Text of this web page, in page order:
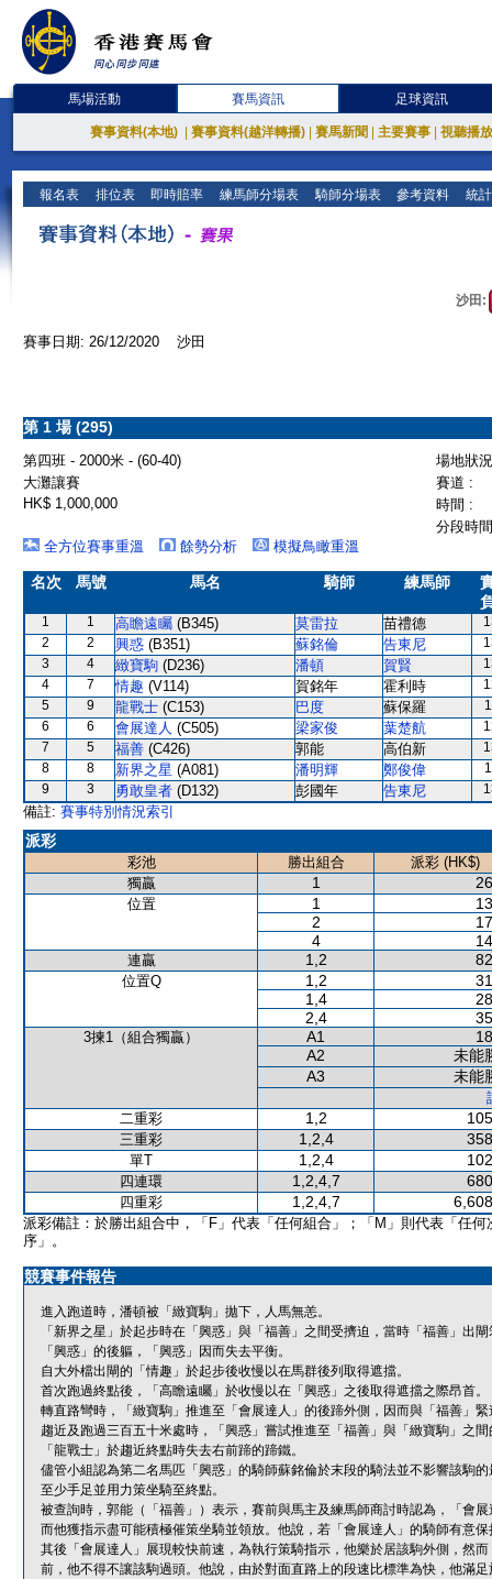
馬場活動 賽馬資訊 足球資訊
賽事資料(本地) 賽事資料(越洋轉播) 賽馬新聞 主要賽事 視聽播
報名表 排位表 即時賠率 練馬師分場表 騎師分場表 參考資料 統
沙田:
賽事日期: 26/12/2020 沙田
第 1 場 (295)
第四班 - 2000米 - (60-40)
場地狀
大灘讓賽
賽道 :
HK$ 1,000,000
時間 :
分段時
全方位賽事重溫
餘勢分析 模擬鳥瞰重溫
名次 馬號 馬名 騎師 練馬師
1 1 高瞻遠矚 (B345) 莫雷拉 苗禮德
2
2 興惑 (B351) 蘇銘倫 告東尼
3
4 緻寶駒 (D236) 潘頓 賀賢
4
7 情趣 (V114) 賀銘年 霍利時
5
9 龍戰士 (C153) 巴度 蘇保羅
6
6 會展達人 (C505) 梁家俊 葉楚航
7
5 福善 (C426) 郭能 高伯新
8
8 新界之星 (A081) 潘明輝 鄭俊偉
9
3 勇敢皇者 (D132) 彭國年 告東尼
備註: 賽事特別情況索引
派彩
彩池 勝出組合
派彩 (HK$)
獨贏
1
位置 1
2
4
連贏 1,2
位置Q 1,2
1,4
2,4
3揀1（組合獨贏） A1
A2
未能
A3
未能
二重彩
1,2
三重彩 1,2,4
單T 1,2,4
四連環 1,2,4,7
四重彩 1,2,4,7
派彩備註：於勝出組合中，「F」代表「任何組合」；「M」則代表「任何
序」。
競賽事件報告
進入跑道時，潘頓被「緻寶駒」拋下，人馬無恙。
「新界之星」於起步時在「興惑」與「福善」之間受擠迫，當時「福善」出
「興惑」的後軀，「興惑」因而失去平衡。
自大外檔出閘的「情趣」於起步後收慢以在馬群後列取得遮擋。
首次跑過終點後，「高瞻遠矚」於收慢以在「興惑」之後取得遮擋之際昂首。
轉直路彎時，「緻寶駒」推進至「會展達人」的後蹄外側，因而與「福善」緊
趨近及跑過三百五十米處時，「興惑」嘗試推進至「福善」與「緻寶駒」之
「龍戰士」於趨近終點時失去右前蹄的蹄鐵。
儘管小組認為第二名馬匹「興惑」的騎師蘇銘倫於末段的騎法並不影響該駒
至少手足並用力策坐騎至終點。
被查詢時，郭能（「福善」）表示，賽前與馬主及練馬師商討時認為，「會
而他獲指示盡可能積極催策坐騎並領放。他說，若「會展達人」的騎師有意
其後「會展達人」展現較快前速，為執行策騎指示，他樂於居該駒外側，然
前，他不得不讓該駒過頭。他說，由於對面直路上的段速比標準為快，他滿